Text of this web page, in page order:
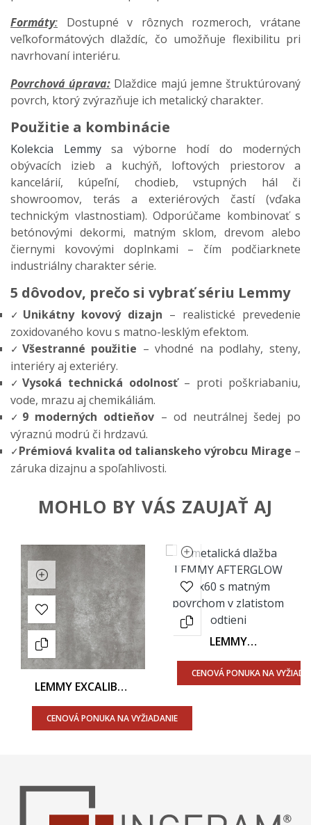
Formáty: Dostupné v rôznych rozmeroch, vrátane
veľkoformátových dlaždíc, čo umožňuje flexibilitu pri
navrhovaní interiéru.​
Povrchová úprava: Dlaždice majú jemne štruktúrovaný
povrch, ktorý zvýrazňuje ich metalický charakter.​
Použitie a kombinácie
Kolekcia Lemmysa výborne hodí do moderných
obývacích izieb a kuchýň, loftových priestorov a
kancelárií, kúpeľní, chodieb, vstupných hál či
showroomov, terás a exteriérových častí (vďaka
technickým vlastnostiam). Odporúčame kombinovať s
betónovými dekormi, matným sklom, drevom alebo
čiernymi kovovými doplnkami – čím podčiarknete
industriálny charakter série.
5 dôvodov, prečo si vybrať sériu Lemmy
✓ Unikátny kovový dizajn – realistické prevedenie
zoxidovaného kovu s matno-lesklým efektom.
✓ Všestranné použitie – vhodné na podlahy, steny,
interiéry aj exteriéry.
✓ Vysoká technická odolnosť– proti poškriabaniu,
vode, mrazu aj chemikáliám.
✓ 9 moderných odtieňov – od neutrálnej šedej po
výraznú modrú či hrdzavú.
✓Prémiová kvalita od talianskeho výrobcu Mirage –
záruka dizajnu a spoľahlivosti.
MOHLO BY VÁS ZAUJAŤ AJ
LEMMY EXCALIBUR
Matný Povrch
CENOVÁ PONUKA NA VYŽIADANIE
LEMMY
60x60 - Matný
Povrch
CENOVÁ PONUKA NA